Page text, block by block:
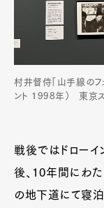
村井督侍「山手線のフ
ント 1998年） 東京ス
戦後ではドロー
後、10年間にわ
の地下道にて寝泊